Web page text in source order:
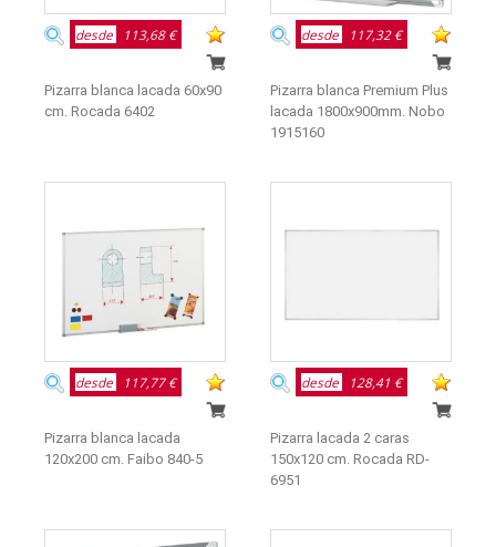
desde 113,68 €
Pizarra blanca lacada 60x90
cm. Rocada 6402
desde 117,32 €
Pizarra blanca Premium Plus
lacada 1800x900mm. Nobo
1915160
desde 117,77 €
Pizarra blanca lacada
120x200 cm. Faibo 840-5
desde 128,41 €
Pizarra lacada 2 caras
150x120 cm. Rocada RD-
6951